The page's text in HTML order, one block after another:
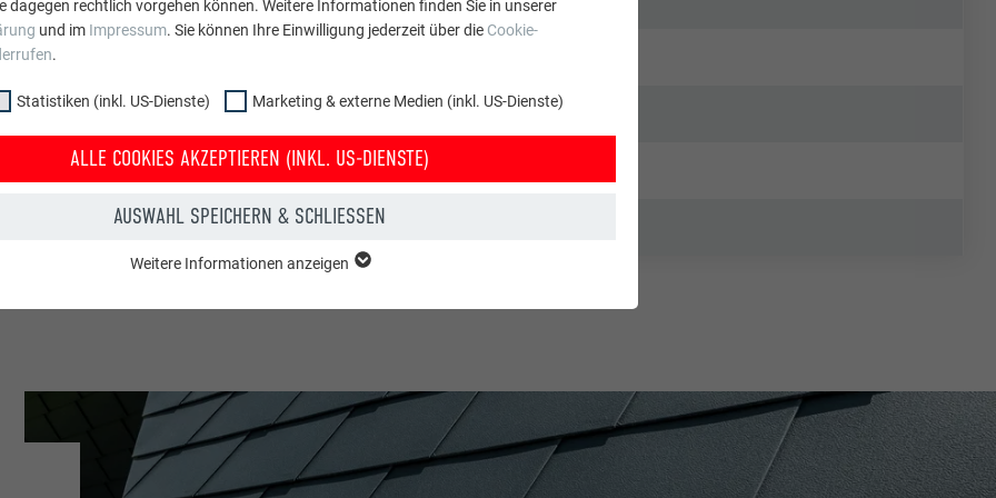
Slowenien
Zabnica
Einfamilienhäuser
© PREFA | Croce & Wir
dagegen rechtlich vorgehen können. Weitere Informationen finden Sie in unserer
und im Impressum. Sie können Ihre Einwilligung jederzeit über die Cookie-
.
Statistiken (inkl. US-Dienste) Marketing & externe Medien (inkl. US-Dienste)
ALLE COOKIES AKZEPTIEREN (INKL. US-DIENSTE)
AUSWAHL SPEICHERN & SCHLIESSEN
Sessione
(inkl. US-Dienste)"-Cookies helfen uns zu verstehen, wie die Website genutzt wird.
gesammelt, um die Nutzererfahrung der Website zu verbessern.
Weitere Informationen anzeigen